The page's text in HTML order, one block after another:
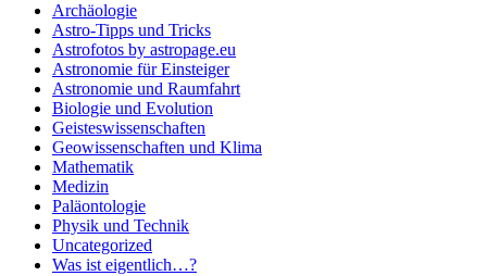
Archäologie
Astro-Tipps und Tricks
Astrofotos by astropage.eu
Astronomie für Einsteiger
Astronomie und Raumfahrt
Biologie und Evolution
Geisteswissenschaften
Geowissenschaften und Klima
Mathematik
Medizin
Paläontologie
Physik und Technik
Uncategorized
Was ist eigentlich…?